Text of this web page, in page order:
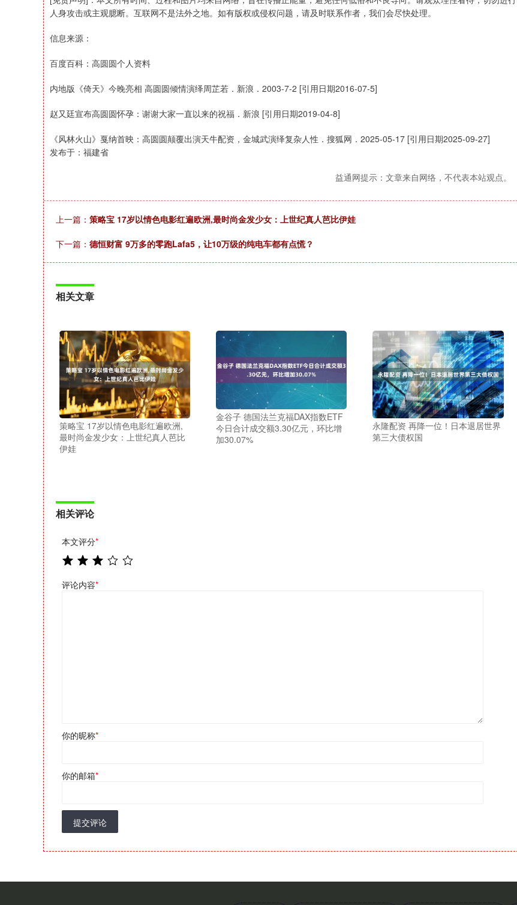
人身攻击或主观臆断。互联网不是法外之地。如有版权或侵权问题，请及时联系作者，我们会尽快处理。
信息来源：
百度百科：高圆圆个人资料
内地版《倚天》今晚亮相 高圆圆倾情演绎周芷若．新浪．2003-7-2 [引用日期2016-07-5]
赵又廷宣布高圆圆怀孕：谢谢大家一直以来的祝福．新浪 [引用日期2019-04-8]
《风林火山》戛纳首映：高圆圆颠覆出演天牛配资，金城武演绎复杂人性．搜狐网．2025-05-17 [引用日期2025-09-27]
发布于：福建省
益通网提示：文章来自网络，不代表本站观点。
上一篇： 策略宝 17岁以情色电影红遍欧洲,最时尚金发少女：上世纪真人芭比伊娃
下一篇： 德恒财富 ​9万多的零跑Lafa5，让10万级的纯电车都有点慌？
相关文章
策略宝 17岁以情色电影红遍欧洲,
最时尚金发少女：上世纪真人芭比
伊娃
金谷子 德国法兰克福DAX指数ETF
今日合计成交额3.30亿元，环比增
加30.07%
永隆配资 再降一位！日本退居世界
第三大债权国
相关评论
本文评分*
评论内容*
你的昵称*
你的邮箱*
提交评论